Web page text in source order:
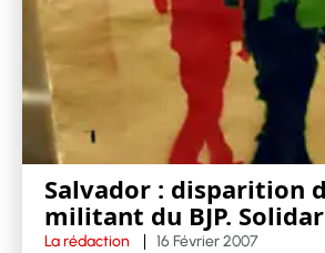
Salvador : disparition
militant du BJP.
La rédaction 16 Février 2007